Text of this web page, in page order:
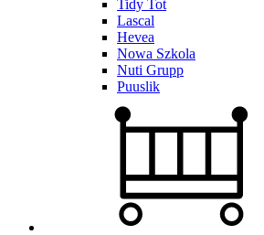
Tidy Tot
Lascal
Hevea
Nowa Szkola
Nuti Grupp
Puuslik